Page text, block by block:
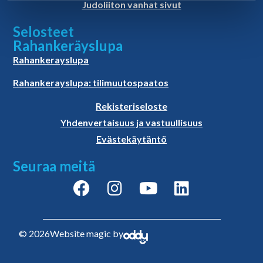
Judoliiton vanhat sivut
Selosteet
Rahankeräyslupa
Rahankerayslupa
Rahankerayslupa: tilimuutospaatos
Rekisteriseloste
Yhdenvertaisuus ja vastuullisuus
Evästekäytäntö
Seuraa meitä
© 2026Website magic by